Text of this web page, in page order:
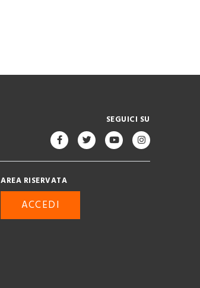
SEGUICI SU
AREA RISERVATA
ACCEDI